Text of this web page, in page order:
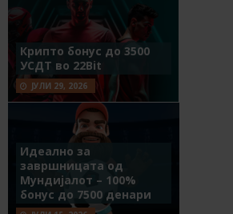
Крипто бонус до 3500
УСДТ во 22Bit
ЈУЛИ 29, 2026
Идеално за
завршницата од
Мундијалот – 100%
бонус до 7500 денари